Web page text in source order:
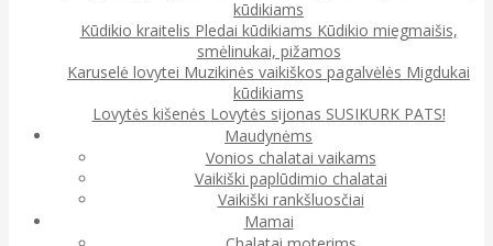
kūdikiams
Kūdikio kraitelis Pledai kūdikiams Kūdikio miegmaišis,
smėlinukai, pižamos
Karuselė lovytei Muzikinės vaikiškos pagalvėlės Migdukai
kūdikiams
Lovytės kišenės Lovytės sijonas SUSIKURK PATS!
Maudynėms
Vonios chalatai vaikams
Vaikiški paplūdimio chalatai
Vaikiški rankšluosčiai
Mamai